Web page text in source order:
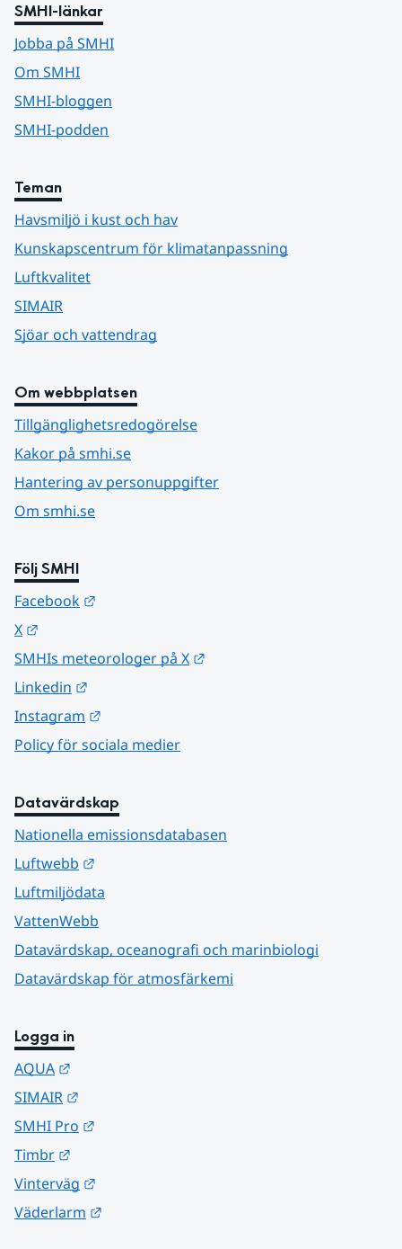
SMHI-länkar
Jobba på SMHI
Om SMHI
SMHI-bloggen
SMHI-podden
Teman
Havsmiljö i kust och hav
Kunskapscentrum för klimatanpassning
Luftkvalitet
SIMAIR
Sjöar och vattendrag
Om webbplatsen
Tillgänglighetsredogörelse
Kakor på smhi.se
Hantering av personuppgifter
Om smhi.se
Följ SMHI
Facebook
X
SMHIs meteorologer på X
Linkedin
Instagram
Policy för sociala medier
Datavärdskap
Nationella emissionsdatabasen
Luftwebb
Luftmiljödata
VattenWebb
Datavärdskap, oceanografi och marinbiologi
Datavärdskap för atmosfärkemi
Logga in
AQUA
SIMAIR
SMHI Pro
Timbr
Vinterväg
Väderlarm